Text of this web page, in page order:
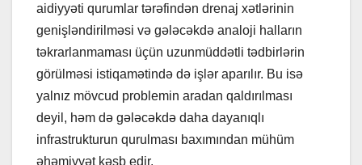
aidiyyəti qurumlar tərəfindən drenaj xətlərinin
genişləndirilməsi və gələcəkdə analoji halların
təkrarlanmaması üçün uzunmüddətli tədbirlərin
görülməsi istiqamətində də işlər aparılır. Bu isə
yalnız mövcud problemin aradan qaldırılması
deyil, həm də gələcəkdə daha dayanıqlı
infrastrukturun qurulması baxımından mühüm
əhəmiyyət kəsb edir.